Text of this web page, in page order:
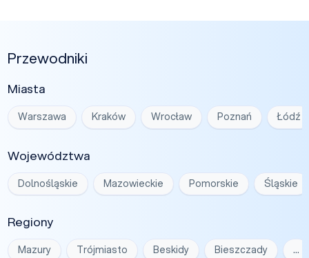
Przewodniki
Miasta
Warszawa Kraków Wrocław Poznań Łódź
Województwa
Dolnośląskie Mazowieckie Pomorskie Śląskie
Regiony
Mazury Trójmiasto Beskidy Bieszczady …